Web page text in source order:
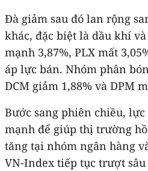
Đà giảm sau đó lan rộng
khác, đặc biệt là dầu khí và
mạnh 3,87%, PLX mất
áp lực bán. Nhóm phân
DCM giảm 1,88% và DPM
Bước sang phiên chiều,
mạnh để giúp thị trường
tăng tại nhóm ngân hàng
VN-Index tiếp tục trượt sâu